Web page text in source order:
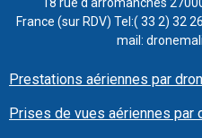
France (sur RDV) Tel:( 33 2) 32
mail:
Prestations aériennes par
Prises de vues aériennes par